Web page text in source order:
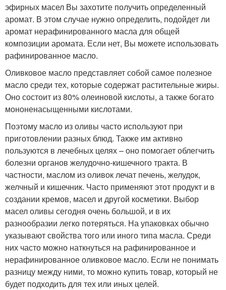
эфирных масел Вы захотите получить определенный
аромат. В этом случае нужно определить, подойдет ли
аромат нерафинированного масла для общей
композиции аромата. Если нет, Вы можете использовать
рафинированное масло.
Оливковое масло представляет собой самое полезное
масло среди тех, которые содержат растительные жиры.
Оно состоит из 80% олеиновой кислоты, а также богато
мононенасыщенными кислотами.
Поэтому масло из оливы часто используют при
приготовлении разных блюд. Также им активно
пользуются в лечебных целях – оно помогает облегчить
болезни органов желудочно-кишечного тракта. В
частности, маслом из оливок лечат печень, желудок,
желчный и кишечник. Часто применяют этот продукт и в
создании кремов, масел и другой косметики. Выбор
масел оливы сегодня очень большой, и в их
разнообразии легко потеряться. На упаковках обычно
указывают свойства того или иного типа масла. Среди
них часто можно наткнуться на рафинированное и
нерафинированное оливковое масло. Если не понимать
разницу между ними, то можно купить товар, который не
будет подходить для тех или иных целей.